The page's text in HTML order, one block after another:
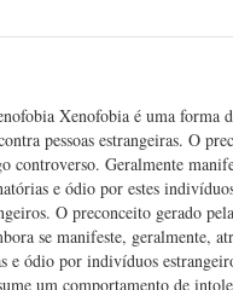
Xenofobia é uma forma
pessoas estrangeiras. O
controverso. Geralmente
e ódio por estes
O preconceito gerado
se manifeste, geralmente,
e ódio por indivíduos
um comportamento de